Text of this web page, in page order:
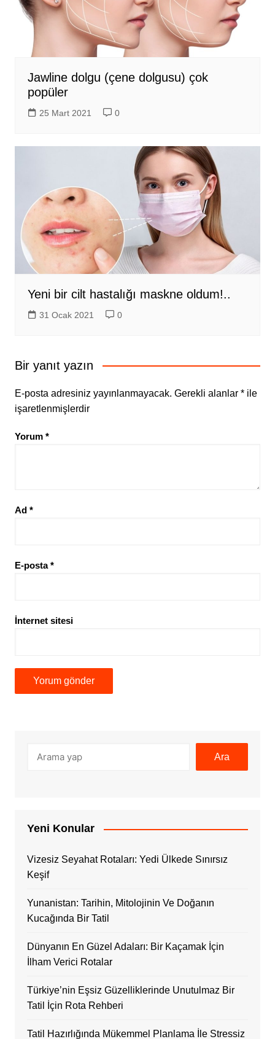
Jawline dolgu (çene dolgusu) çok
popüler
25 Mart 2021 0
Yeni bir cilt hastalığı maskne oldum!..
31 Ocak 2021 0
Bir yanıt yazın
E-posta adresiniz yayınlanmayacak. Gerekli alanlar *ile
işaretlenmişlerdir
Yorum *
Ad *
E-posta*
İnternet sitesi
Ara
Yeni Konular
Vizesiz Seyahat Rotaları: Yedi Ülkede Sınırsız
Keşif
Yunanistan: Tarihin, Mitolojinin Ve Doğanın
Kucağında Bir Tatil
Dünyanın En Güzel Adaları: Bir Kaçamak İçin
İlham Verici Rotalar
Türkiye’nin Eşsiz Güzelliklerinde Unutulmaz Bir
Tatil İçin Rota Rehberi
Tatil Hazırlığında Mükemmel Planlama İle Stressiz